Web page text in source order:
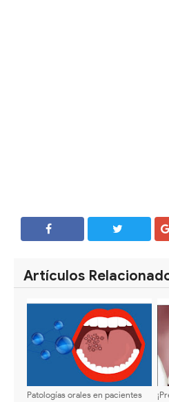
Artículos
Patologías orales en pacientes